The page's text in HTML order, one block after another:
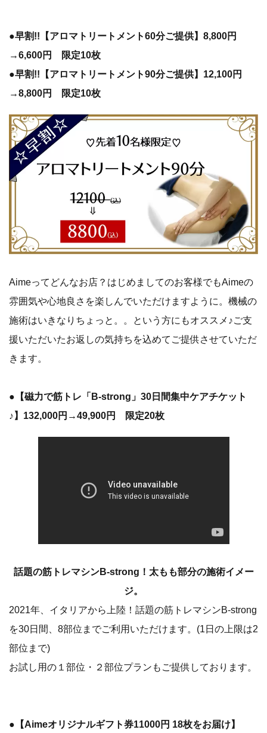
●早割!!【アロマトリートメント60分ご提供】8,800円
→6,600円 限定10枚
●早割!!【アロマトリートメント90分ご提供】12,100円
→8,800円 限定10枚
Aimeってどんなお店？はじめましてのお客様でもAimeの
雰囲気や心地良さを楽しんでいただけますように。機械の
施術はいきなりちょっと。。という方にもオススメ♪ご支
援いただいたお返しの気持ちを込めてご提供させていただ
きます。
●【磁力で筋トレ「B-strong」30日間集中ケアチケット
♪】132,000円→49,900円 限定20枚
話題の筋トレマシンB-strong！太もも部分の施術イメー
ジ。
2021年、イタリアから上陸！話題の筋トレマシンB-strong
を30日間、8部位までご利用いただけます。(1日の上限は2
部位まで)
お試し用の１部位・２部位プランもご提供しております。
●【Aimeオリジナルギフト券11000円 18枚をお届け】